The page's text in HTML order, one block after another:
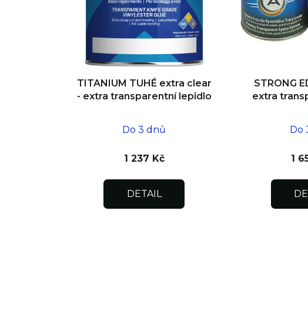
TITANIUM TUHÉ extra clear
- extra transparentní lepidlo
Do 3 dnů
1 237 Kč
DETAIL
STRONG
extra
Do
1